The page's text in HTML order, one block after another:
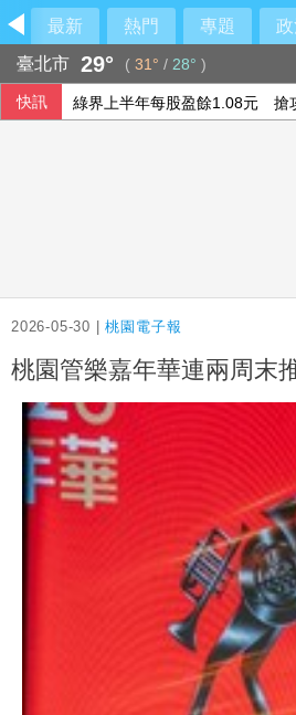
最新 熱門 專題
臺北市 29° ( 31° / 28° )
快訊 綠界上半年每股盈餘1.08元 搶
2026-05-30 |桃園電子報
桃園管樂嘉年華連兩周末